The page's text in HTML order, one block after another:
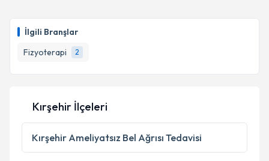
İlgili Branşlar
Fizyoterapi
2
takvim hazırlandığında e-posta ile bilgilendireceğiz.
E-posta Adresiniz
Kişisel verilerimin işlenmesine ilişkinAydınlatma
Metni
'ni okudum ve kişisel verilerimin belirtilen
kapsamda işlenmesini kabul ediyorum.
Kırşehir İlçeleri
Kırşehir Ameliyatsız Bel Ağrısı Tedavisi